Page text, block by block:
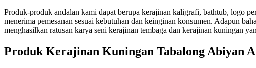
Produk-produk andalan kami dapat berupa kerajinan kaligrafi, bathtub, logo
menerima pemesanan sesuai kebutuhan dan keinginan konsumen. Adapun
menghasilkan ratusan karya seni kerajinan tembaga dan kerajinan kuningan
Produk Kerajinan Kuningan Tabalong Abiyan